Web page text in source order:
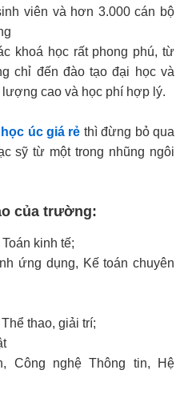
viên và hơn 3.000 cán bộ
khoá học rất phong phú, từ
chỉ đến đào tạo đại học và
cao và học phí hợp lý.
úc giá rẻ thì đừng bỏ qua
sỹ từ một trong nhũng ngôi
của trường:
kinh tế;
ứng dụng, Kế toán chuyên
thao, giải trí;
Công nghệ Thông tin, Hệ